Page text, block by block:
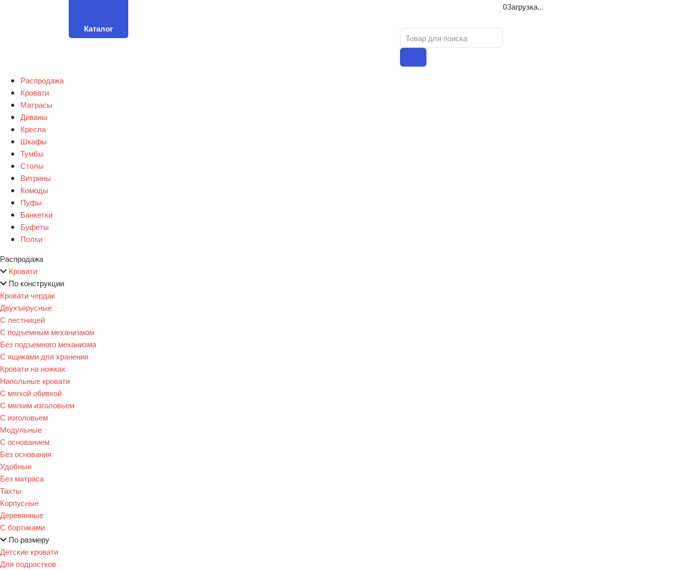
Каталог
0Загрузка...
Распродажа
Кровати
Матрасы
Диваны
Кресла
Шкафы
Тумбы
Столы
Витрины
Комоды
Пуфы
Банкетки
Буфеты
Полки
Распродажа
Кровати
По конструкции
Кровати чердак
Двухъярусные
С лестницей
С подъемным механизмом
Без подъемного механизма
С ящиками для хранения
Кровати на ножках
Напольные кровати
С мягкой обивкой
С мягким изголовьем
С изголовьем
Модульные
С основанием
Без основания
Удобные
Без матраса
Тахты
Корпусные
Деревянные
С бортиками
По размеру
Детские кровати
Для подростков